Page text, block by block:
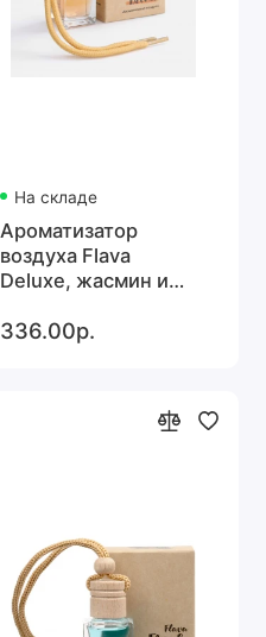
На складе
Ароматизатор
воздуха Flava
Deluxe, жасмин и
336.00р.